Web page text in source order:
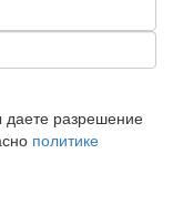
даете разрешение
политике